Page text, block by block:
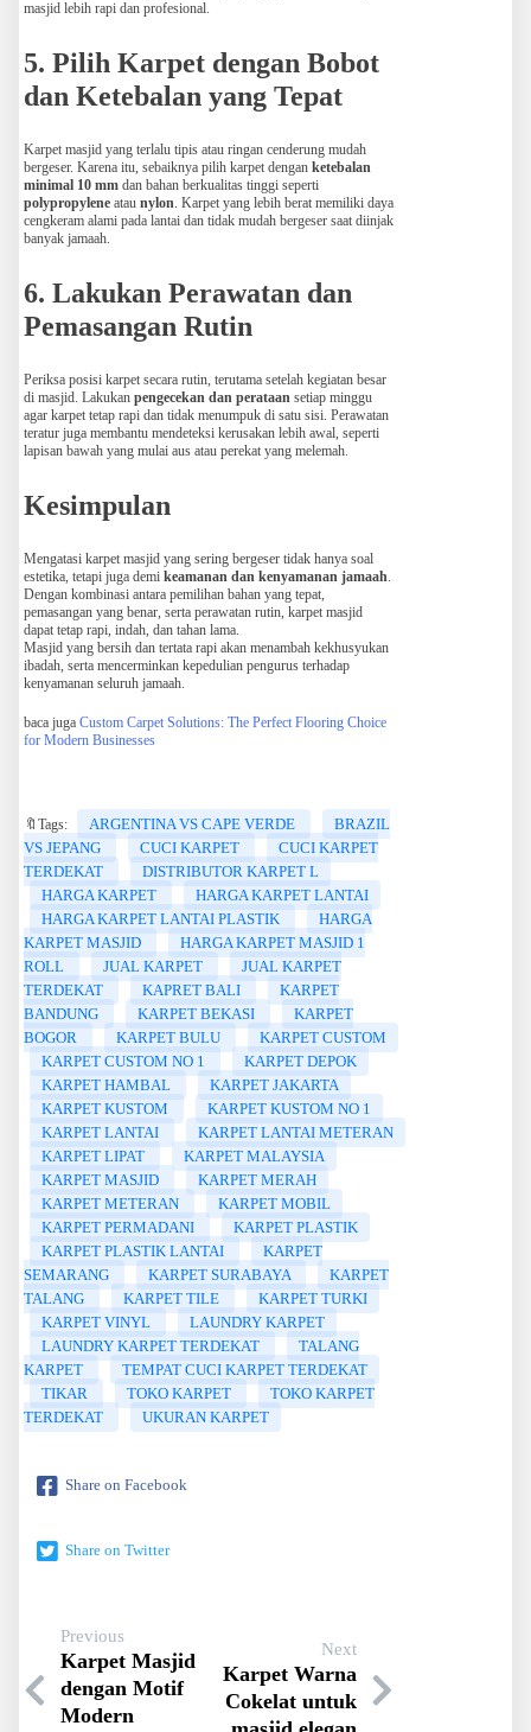
masjid lebih rapi dan profesional.
5. Pilih Karpet dengan Bobot
dan Ketebalan yang Tepat
Karpet masjid yang terlalu tipis atau ringan cenderung mudah
bergeser. Karena itu, sebaiknya pilih karpet dengan ketebalan
minimal 10 mm dan bahan berkualitas tinggi seperti
polypropylene atau nylon. Karpet yang lebih berat memiliki daya
cengkeram alami pada lantai dan tidak mudah bergeser saat diinjak
banyak jamaah.
6. Lakukan Perawatan dan
Pemasangan Rutin
Periksa posisi karpet secara rutin, terutama setelah kegiatan besar
di masjid. Lakukan pengecekan dan perataan setiap minggu
agar karpet tetap rapi dan tidak menumpuk di satu sisi. Perawatan
teratur juga membantu mendeteksi kerusakan lebih awal, seperti
lapisan bawah yang mulai aus atau perekat yang melemah.
Kesimpulan
Mengatasi karpet masjid yang sering bergeser tidak hanya soal
estetika, tetapi juga demi keamanan dan kenyamanan jamaah.
Dengan kombinasi antara pemilihan bahan yang tepat,
pemasangan yang benar, serta perawatan rutin, karpet masjid
dapat tetap rapi, indah, dan tahan lama.
Masjid yang bersih dan tertata rapi akan menambah kekhusyukan
ibadah, serta mencerminkan kepedulian pengurus terhadap
kenyamanan seluruh jamaah.
baca juga Custom Carpet Solutions: The Perfect Flooring Choice
for Modern Businesses
🔖Tags: ARGENTINA VS CAPE VERDE
BRAZIL
VS JEPANG
CUCI KARPET
CUCI KARPET
TERDEKAT
DISTRIBUTOR KARPET L
HARGA KARPET
HARGA KARPET LANTAI
HARGA KARPET LANTAI PLASTIK
HARGA
KARPET MASJID
HARGA KARPET MASJID 1
ROLL
JUAL KARPET
JUAL KARPET
TERDEKAT
KAPRET BALI
KARPET
BANDUNG
KARPET BEKASI
KARPET
BOGOR
KARPET BULU
KARPET CUSTOM
KARPET CUSTOM NO 1
KARPET DEPOK
KARPET HAMBAL
KARPET JAKARTA
KARPET KUSTOM
KARPET KUSTOM NO 1
KARPET LANTAI
KARPET LANTAI METERAN
KARPET LIPAT
KARPET MALAYSIA
KARPET MASJID
KARPET MERAH
KARPET METERAN
KARPET MOBIL
KARPET PERMADANI
KARPET PLASTIK
KARPET PLASTIK LANTAI
KARPET
SEMARANG
KARPET SURABAYA
KARPET
TALANG
KARPET TILE
KARPET TURKI
KARPET VINYL
LAUNDRY KARPET
LAUNDRY KARPET TERDEKAT
TALANG
KARPET
TEMPAT CUCI KARPET TERDEKAT
TIKAR
TOKO KARPET
TOKO KARPET
TERDEKAT
UKURAN KARPET
Share on Facebook
Share on Twitter
Previous
Karpet Masjid
dengan Motif
Modern
Next
Karpet Warna
Cokelat untuk